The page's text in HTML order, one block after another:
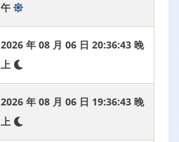
午
2026 年 08 月 06 日 20:36:44 晚
上
2026 年 08 月 06 日 19:36:44 晚
上